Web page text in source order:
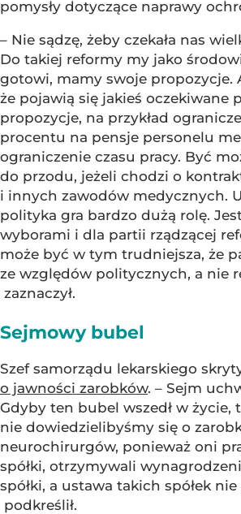
pomysły dotyczące naprawy
– Nie sądzę, żeby czekała nas
Do takiej reformy my jako
gotowi, mamy swoje propozycje.
że pojawią się jakieś oczekiwane
propozycje, na przykład
procentu na pensje personelu
ograniczenie czasu pracy. Być
do przodu, jeżeli chodzi o
i innych zawodów medycznych.
polityka gra bardzo dużą rolę.
wyborami i dla partii rządzącej
może być w tym trudniejsza, że
ze względów politycznych, a nie
zaznaczył.
Sejmowy bubel
Szef samorządu lekarskiego
o jawności zarobków. – Sejm
Gdyby ten bubel wszedł w życie,
nie dowiedzielibyśmy się o
neurochirurgów, ponieważ oni
spółki, otrzymywali
spółki, a ustawa takich spółek
podkreślił.